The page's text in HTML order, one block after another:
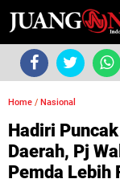
Home / Nasional
Hadiri
Daerah, Pj
Pemda Lebih